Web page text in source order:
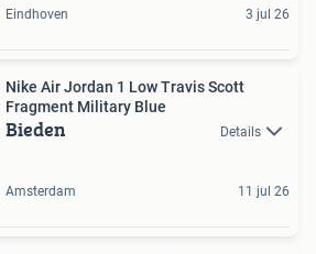
Eindhoven 3 jul 26
Nike Air Jordan 1 Low Travis Scott
Fragment Military Blue
Bieden Details
Amsterdam 11 jul 26